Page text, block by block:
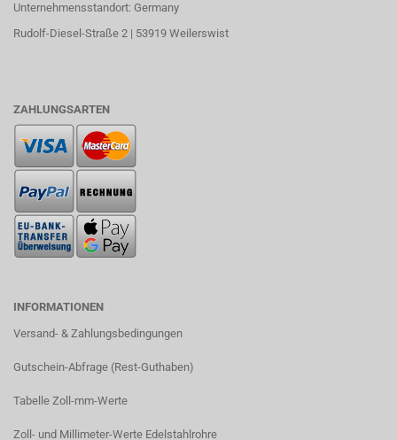
Unternehmensstandort: Germany
Rudolf-Diesel-Straße 2 | 53919 Weilerswist
ZAHLUNGSARTEN
INFORMATIONEN
Versand- & Zahlungsbedingungen​
Gutschein-Abfrage (Rest-Guthaben)
Tabelle Zoll-mm-Werte
Zoll- und Millimeter-Werte Edelstahlrohre